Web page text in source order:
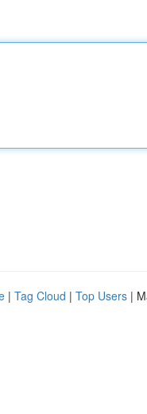
| Tag Cloud | Top Users |